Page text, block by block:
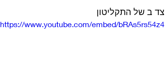
צד ב של התקליטון
https://www.youtube.com/embed/bRAs5rs54z4